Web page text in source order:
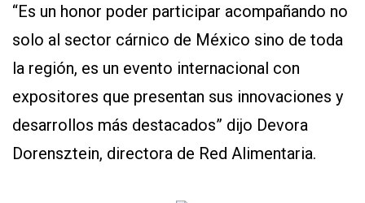
“Es un honor poder participar acompañando no
solo al sector cárnico de México sino de toda
la región, es un evento internacional con
expositores que presentan sus innovaciones y
desarrollos más destacados” dijo Devora
Dorensztein, directora de Red Alimentaria.